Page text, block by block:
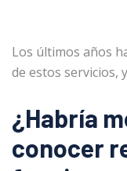
Los últimos años
de estos servicios,
¿Habría
conocer